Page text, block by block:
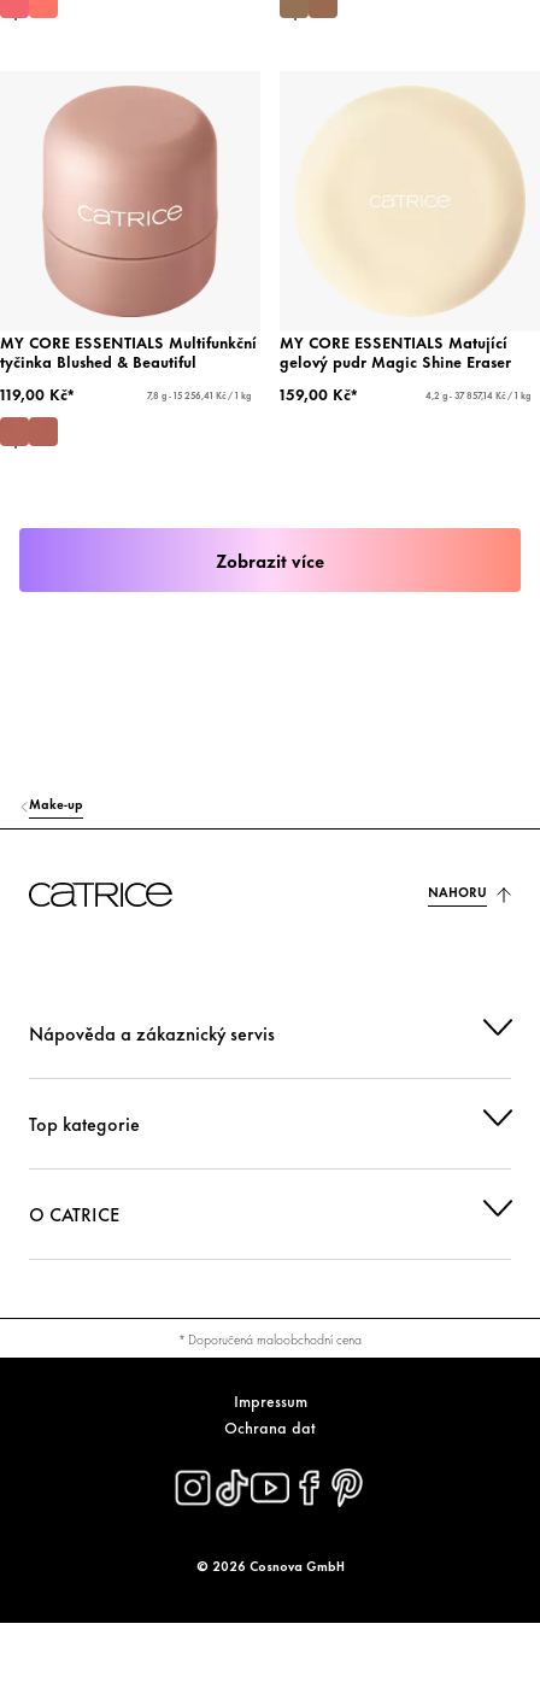
MY CORE ESSENTIALS Multifunkční
tyčinka Blushed & Beautiful
119,00 Kč*
7,8 g - 15 256,41 Kč / 1 kg
MY CORE ESSENTIALS Matující
gelový pudr Magic Shine Eraser
159,00 Kč*
4,2 g - 37 857,14 Kč / 1 kg
Zobrazit více
Make-up
NAHORU
Nápověda a zákaznický servis
Top kategorie
O CATRICE
* Doporučená maloobchodní cena
Impressum
Ochrana dat
© 2026 Cosnova GmbH